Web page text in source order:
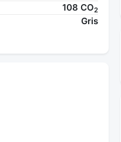
108 CO2
Gris